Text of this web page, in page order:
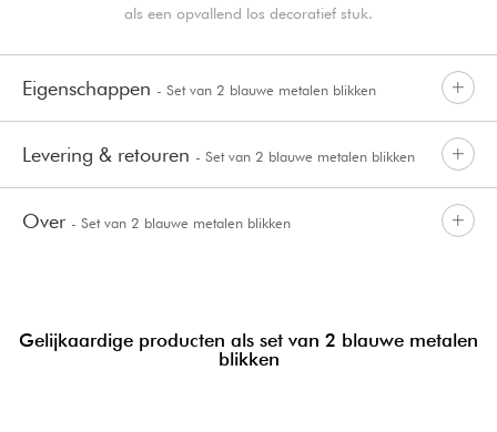
als een opvallend los decoratief stuk.
Eigenschappen - Set van 2 blauwe metalen blikken
Levering & retouren - Set van 2 blauwe metalen blikken
Over - Set van 2 blauwe metalen blikken
Gelijkaardige producten als set van 2 blauwe metalen
blikken